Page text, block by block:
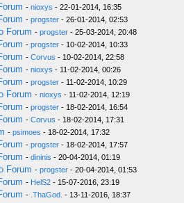
- nioxys - 22-01-2014, 16:35
- progster - 26-01-2014, 02:53
Forum - progster - 25-03-2014, 20:48
- progster - 10-02-2014, 10:33
- Corvus - 10-02-2014, 22:58
- nioxys - 11-02-2014, 00:26
- progster - 11-02-2014, 10:29
Forum - nioxys - 11-02-2014, 12:19
- progster - 18-02-2014, 16:54
- Corvus - 18-02-2014, 17:31
- psimoes - 18-02-2014, 17:32
- progster - 18-02-2014, 17:57
- dininis - 20-04-2014, 01:19
Forum - progster - 20-04-2014, 01:53
- HelS2 - 15-07-2016, 23:19
- .ThaGod. - 13-11-2016, 18:37